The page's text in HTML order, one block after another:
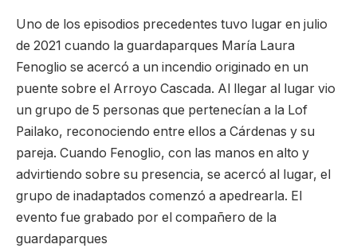
Uno de los episodios precedentes tuvo lugar en julio
de 2021 cuando la guardaparques María Laura
Fenoglio se acercó a un incendio originado en un
puente sobre el Arroyo Cascada. Al llegar al lugar vio
un grupo de 5 personas que pertenecían a la Lof
Pailako, reconociendo entre ellos a Cárdenas y su
pareja. Cuando Fenoglio, con las manos en alto y
advirtiendo sobre su presencia, se acercó al lugar, el
grupo de inadaptados comenzó a apedrearla. El
evento fue grabado por el compañero de la
guardaparques